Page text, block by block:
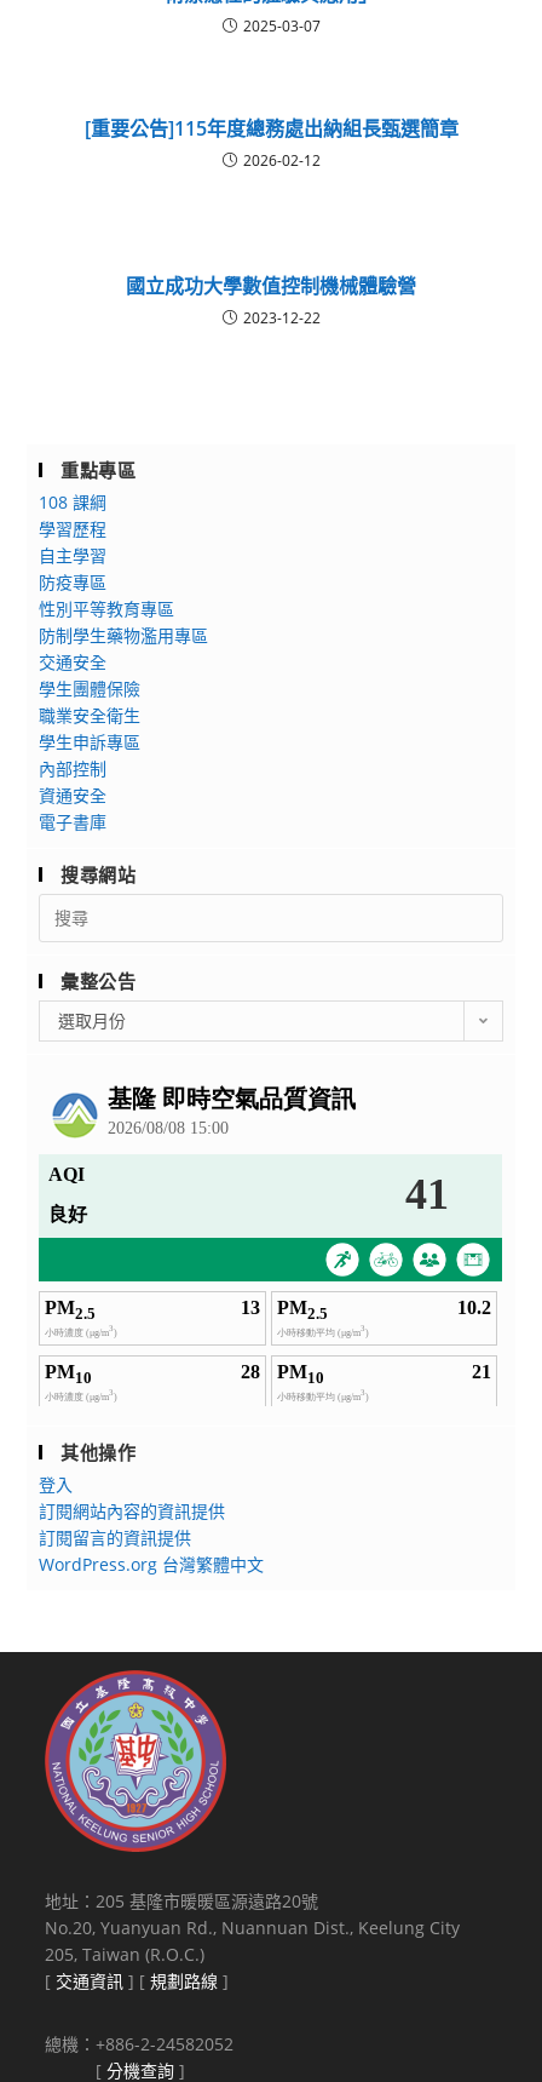
2025-03-07
[重要公告]115年度總務處出納組長甄選簡章
2026-02-12
國立成功大學數值控制機械體驗營
2023-12-22
重點專區
108 課綱
學習歷程
自主學習
防疫專區
性別平等教育專區
防制學生藥物濫用專區
交通安全
學生團體保險
職業安全衛生
學生申訴專區
內部控制
資通安全
電子書庫
搜尋網站
Search
for:
彙整公告
整
選取月份
其他操作
登入
訂閱網站內容的資訊提供
訂閱留言的資訊提供
WordPress.org 台灣繁體中文
地址：205 基隆市暖暖區源遠路20號
No.20, Yuanyuan Rd., Nuannuan Dist., Keelung City
205, Taiwan (R.O.C.)
[ 交通資訊 ] [規劃路線 ]
總機：+886-2-24582052
[分機查詢 ]